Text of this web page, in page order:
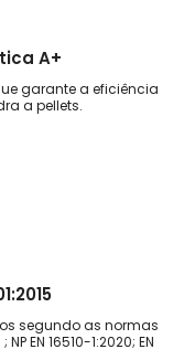
A+
garante a eficiência
a pellets.
segundo as normas
EN 16510-1:2020; EN